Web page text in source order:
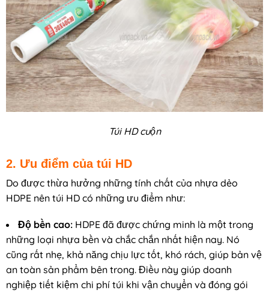
Túi HD cuộn
2. Ưu điểm của túi HD
Do được thừa hưởng những tính chất của nhựa dẻo
HDPE nên túi HD có những ưu điểm như:
Độ bền cao: HDPE đã được chứng minh là một trong
những loại nhựa bền và chắc chắn nhất hiện nay. Nó
cũng rất nhẹ, khả năng chịu lực tốt, khó rách, giúp bản vệ
an toàn sản phẩm bên trong. Điều này giúp doanh
nghiệp tiết kiệm chi phí túi khi vận chuyển và đóng gói